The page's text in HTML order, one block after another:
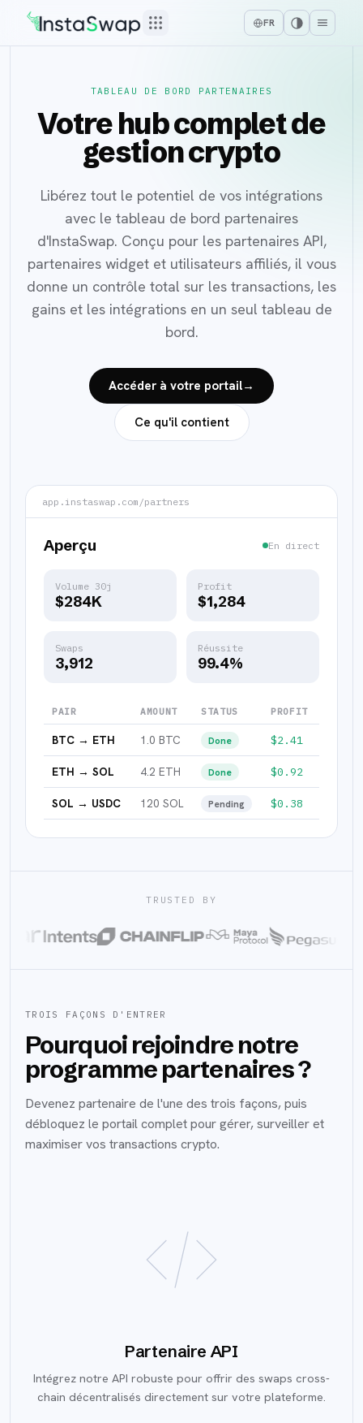
FR
TABLEAU DE BORD PARTENAIRES
Votre hub complet de
gestion crypto
Libérez tout le potentiel de vos intégrations
avec le tableau de bord partenaires
d'InstaSwap. Conçu pour les partenaires API,
partenaires widget et utilisateurs affiliés, il vous
donne un contrôle total sur les transactions, les
gains et les intégrations en un seul tableau de
bord.
Accéder à votre portail→
Ce qu'il contient
app.instaswap.com/partners
Aperçu En direct
Volume 30j
$284K
Profit
$1,284
Swaps
3,912
Réussite
99.4%
PAIR AMOUNT STATUS PROFIT
BTC → ETH 1.0 BTC Done $2.41
ETH → SOL 4.2 ETH Done $0.92
SOL → USDC 120 SOL Pending $0.38
TRUSTED BY
TROIS FAÇONS D'ENTRER
Pourquoi rejoindre notre
programme partenaires ?
Devenez partenaire de l'une des trois façons, puis
débloquez le portail complet pour gérer, surveiller et
maximiser vos transactions crypto.
Partenaire API
Intégrez notre API robuste pour offrir des swaps cross-
chain décentralisés directement sur votre plateforme.